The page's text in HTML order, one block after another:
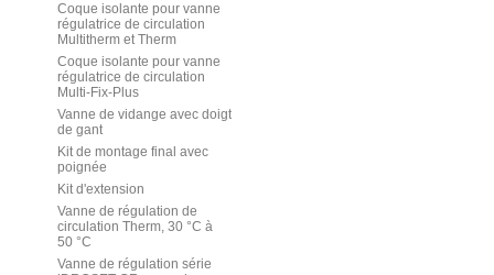
Coque isolante pour vanne
régulatrice de circulation
Multitherm et Therm
Coque isolante pour vanne
régulatrice de circulation
Multi-Fix-Plus
Vanne de vidange avec doigt
de gant
Kit de montage final avec
poignée
Kit d'extension
Vanne de régulation de
circulation Therm, 30 °C à
50 °C
Vanne de régulation série